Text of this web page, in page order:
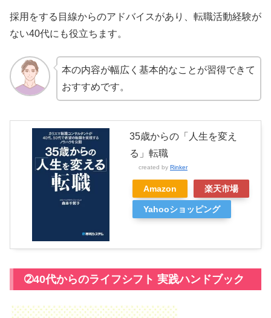
採用をする目線からのアドバイスがあり、転職活動経験が
ない40代にも役立ちます。
本の内容が幅広く基本的なことが習得できて
おすすめです。
35歳からの「人生を変え
る」転職
created by Rinker
Amazon 楽天市場
Yahooショッピング
➁40代からのライフシフト 実践ハンドブック